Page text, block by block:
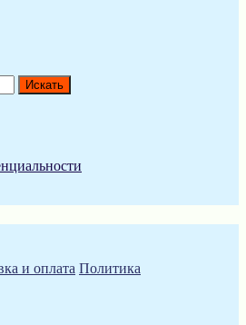
и оплата Политика